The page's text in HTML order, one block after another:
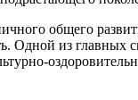
общего
Одной из